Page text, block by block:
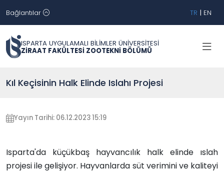
Bağlantılar TR | EN
ISPARTA UYGULAMALI BİLİMLER ÜNİVERSİTESİ
ZİRAAT FAKÜLTESİ ZOOTEKNİ BÖLÜMÜ
Kıl Keçisinin Halk Elinde Islahı Projesi
Yayın Tarihi: 06.12.2023 15:19
Isparta'da küçükbaş hayvancılık halk elinde ıslah
projesi ile gelişiyor. Hayvanlarda süt verimini ve kaliteyi